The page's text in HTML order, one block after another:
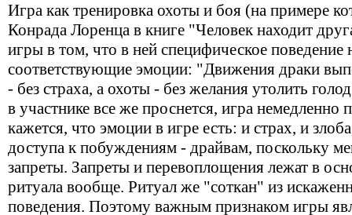
Игра как тренировка охоты и боя (на примере
Конрада Лоренца в книге "Человек находит
игры в том, что в ней специфическое поведение
соответствующие эмоции: "Движения драки
- без страха, а охоты - без желания утолить
в участнике все же проснется, игра
кажется, что эмоции в игре есть: и страх, и
доступа к побуждениям - драйвам, поскольку
запреты. Запреты и перевоплощения лежат в
ритуала вообще. Ритуал же "соткан" из
поведения. Поэтому важным признаком игры